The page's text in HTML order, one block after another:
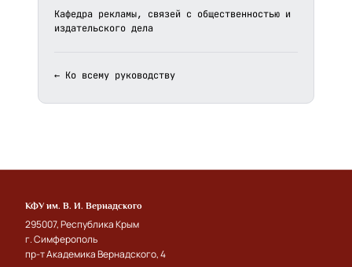
Кафедра рекламы, связей с общественностью и
издательского дела
← Ко всему руководству
КФУ им. В. И. Вернадского
295007, Республика Крым
г. Симферополь
пр-т Академика Вернадского, 4